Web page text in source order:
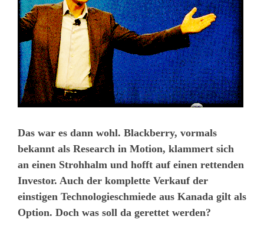
Das war es dann wohl. Blackberry, vormals
bekannt als Research in Motion, klammert sich
an einen Strohhalm und hofft auf einen rettenden
Investor. Auch der komplette Verkauf der
einstigen Technologieschmiede aus Kanada gilt als
Option. Doch was soll da gerettet werden?